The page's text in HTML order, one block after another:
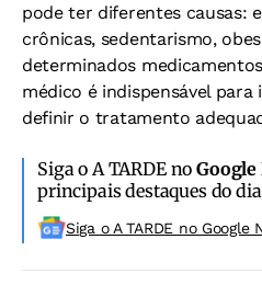
pode ter diferentes causas:
crônicas, sedentarismo,
determinados
médico é indispensável
definir o tratamento
Siga o A TARDE no
principais destaques do
Siga o A TARDE no Google